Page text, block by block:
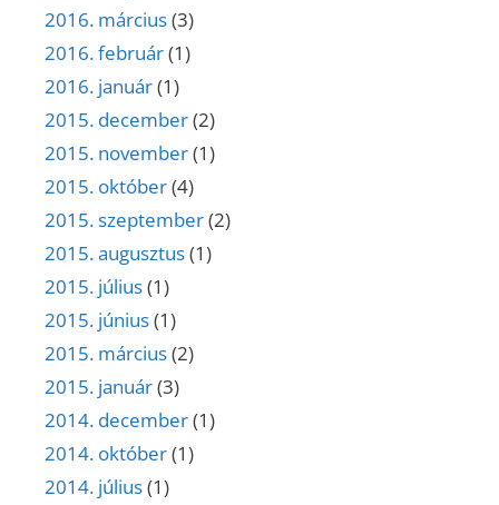
2016. március(3)
2016. február(1)
2016. január(1)
2015. december(2)
2015. november(1)
2015. október(4)
2015. szeptember(2)
2015. augusztus(1)
2015. július(1)
2015. június(1)
2015. március(2)
2015. január(3)
2014. december(1)
2014. október(1)
2014. július(1)